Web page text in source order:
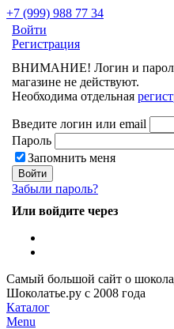
+7 (999) 988 77 34
Войти
Регистрация
ВНИМАНИЕ! Логин и
магазине не действуют.
Необходима отдельная
Введите логин или email
Пароль
Запомнить меня
Забыли пароль?
Или войдите через
Самый большой сайт о
Шоколатье.ру с 2008 года
Каталог
Menu